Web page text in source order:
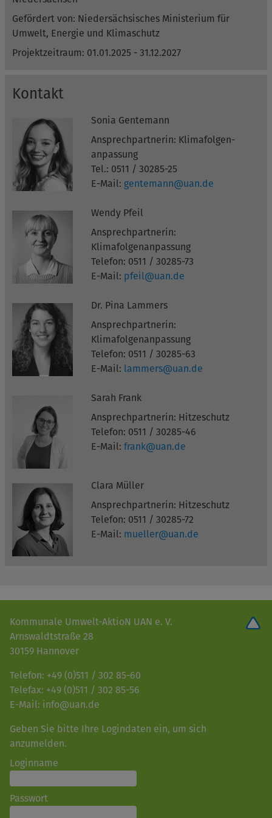
Gefördert von: Niedersächsisches Ministerium für
Umwelt, Energie und Klimaschutz
Projektzeitraum: 01.01.2025 - 31.12.2027
Kontakt
Sonia Gentemann
Ansprechpartnerin: Klimafolgen-
anpassung
Tel.: 0511 / 30285-25
E-Mail: gentemann@uan.de
Wendy Pfeil
Ansprechpartnerin:
Klimafolgenanpassung
Telefon: 0511 / 30285-73
E-Mail: pfeil@uan.de
Dr. Pina Lammers
Ansprechpartnerin:
Klimafolgenanpassung
Telefon: 0511 / 30285-63
E-Mail: lammers@uan.de
Sarah Frank
Ansprechpartnerin: Hitzeschutz
Telefon: 0511 / 30285-46
E-Mail:frank@uan.de
Clara Müller
Ansprechpartnerin: Hitzeschutz
Telefon: 0511 / 30285-72
E-Mail: mueller@uan.de
Kommunale Umwelt-AktioN UAN e. V.
Arnswaldtstraße 28
30159 Hannover
Telefon: +49 (0)511 / 302 85-60
Telefax: +49 (0)511 / 302 85-56
E-Mail: info@uan.de
Geben Sie bitte Ihre Logindaten ein, um sich
anzumelden.
Loginname
Passwort